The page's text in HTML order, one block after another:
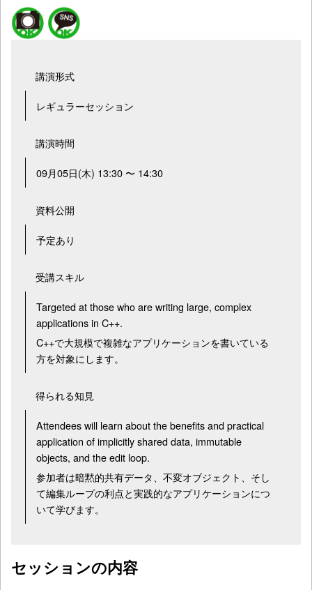
講演形式
レギュラーセッション
講演時間
09月05日(木) 13:30 〜 14:30
資料公開
予定あり
受講スキル
Targeted at those who are writing large, complex
applications in C++.
C++で大規模で複雑なアプリケーションを書いている
方を対象にします。
得られる知見
Attendees will learn about the benefits and practical
application of implicitly shared data, immutable
objects, and the edit loop.
参加者は暗黙的共有データ、不変オブジェクト、そし
て編集ループの利点と実践的なアプリケーションにつ
いて学びます。
セッションの内容